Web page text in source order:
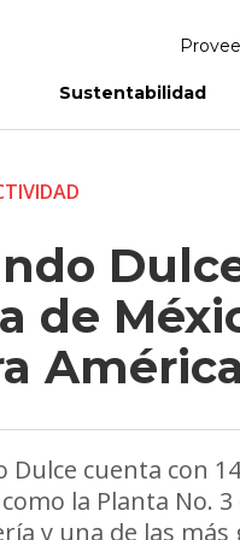
Sustentabilidad
de
América
Dulce cuenta con
la Planta No.
y una de las